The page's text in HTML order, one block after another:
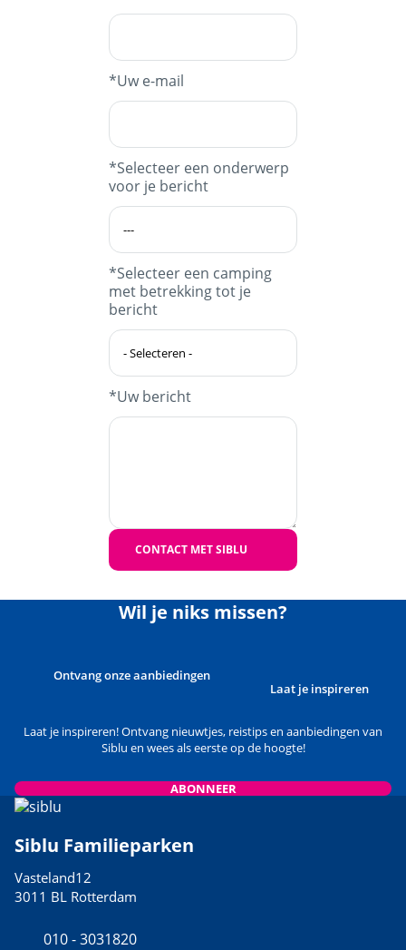
*Uw e-mail
*Selecteer een onderwerp
voor je bericht
*Selecteer een camping
met betrekking tot je
bericht
*Uw bericht
CONTACT MET SIBLU
Wil je niks missen?
Ontvang onze aanbiedingen
Laat je inspireren
Laat je inspireren! Ontvang nieuwtjes, reistips en aanbiedingen van
Siblu en wees als eerste op de hoogte!
ABONNEER
Siblu Familieparken
Vasteland12
3011 BL Rotterdam
010 - 3031820